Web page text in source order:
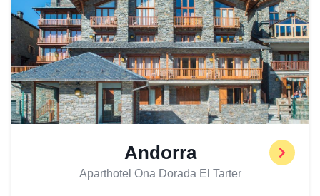
Andorra
Aparthotel Ona Dorada El Tarter